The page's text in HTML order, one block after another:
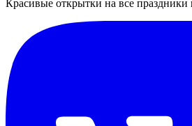
Красивые открытки на все праздники